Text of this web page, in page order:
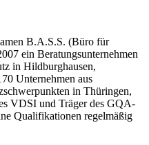
B.A.S.S. (Büro für
ein Beratungsunternehmen
in Hildburghausen,
Unternehmen aus
in Thüringen,
VDSI und Träger des GQA-
Qualifikationen regelmäßig